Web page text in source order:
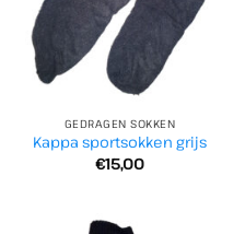
GEDRAGEN SOKKEN
Kappa sportsokken grijs
€15,00